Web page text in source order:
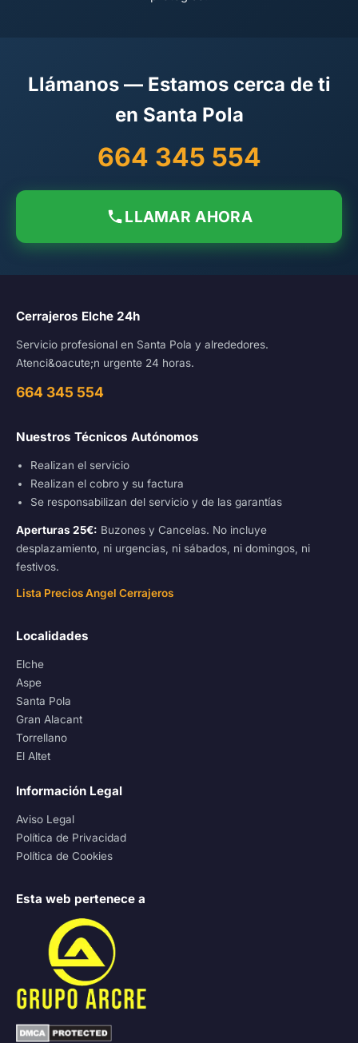
Llámanos — Estamos cerca de ti
en Santa Pola
664 345 554
LLAMAR AHORA
Cerrajeros Elche 24h
Servicio profesional en Santa Pola y alrededores.
Atenci&oacute;n urgente 24 horas.
664 345 554
Nuestros Técnicos Autónomos
Realizan el servicio
Realizan el cobro y su factura
Se responsabilizan del servicio y de las garantías
Aperturas 25€: Buzones y Cancelas. No incluye
desplazamiento, ni urgencias, ni sábados, ni domingos, ni
festivos.
Lista Precios Angel Cerrajeros
Localidades
Elche
Aspe
Santa Pola
Gran Alacant
Torrellano
El Altet
Información Legal
Aviso Legal
Política de Privacidad
Política de Cookies
Esta web pertenece a